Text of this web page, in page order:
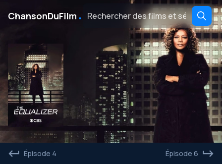
ChansonDuFilm ․
Épisode 4 Épisode 6